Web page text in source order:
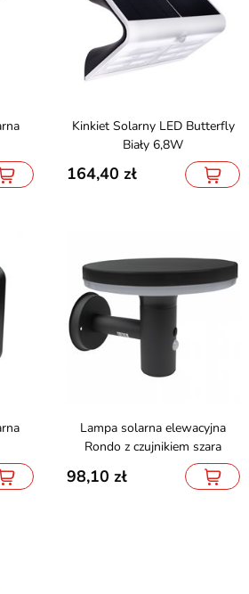
Kinkiet Solarny LED Butterfly
Biały 6,8W
164,40
Lampa solarna elewacyjna
Rondo z czujnikiem szara
98,10